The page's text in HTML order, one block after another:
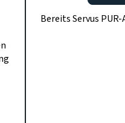
Bereits Servus